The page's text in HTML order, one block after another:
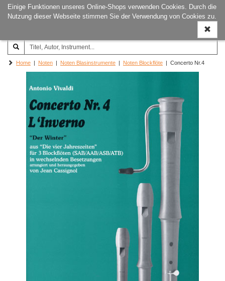
Einige Funktionen unseres Online-Shops verwenden Cookies. Durch die
Nutzung dieser Webseite stimmen Sie der Verwendung von Cookies zu.
ein-/
Joachim‐Trekel‐Musikverlag,
Hamburg
Home | Noten | Noten Blasinstrumente | Noten Blockflöte | Concerto Nr.4